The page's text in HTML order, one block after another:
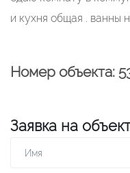
и кухня общая . ванны
Номер объекта:
Заявка на объект